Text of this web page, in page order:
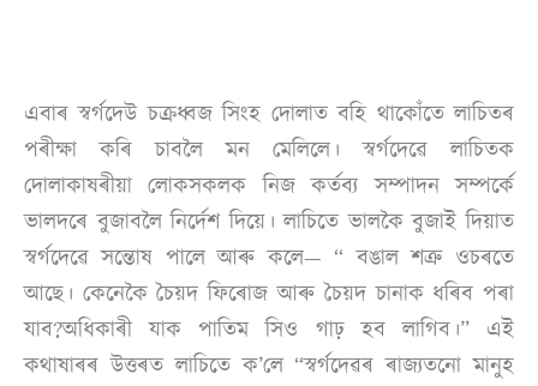
এবাৰ স্বৰ্গদেউ চক্ৰধ্বজ সিংহ দোলাত বহি থাকোঁতে লাচিতৰ
পৰীক্ষা কৰি চাবলৈ মন মেলিলে। স্বৰ্গদেৱে লাচিতক
দোলাকাষৰীয়া লোকসকলক নিজ কৰ্তব্য সম্পাদন সম্পৰ্কে
ভালদৰে বুজাবলৈ নিৰ্দেশ দিয়ে। লাচিতে ভালকৈ বুজাই দিয়াত
স্বৰ্গদেৱে সন্তোষ পালে আৰু কলে— “ বঙাল শত্ৰু ওচৰতে
আছে। কেনেকৈ চৈয়দ ফিৰােজ আৰু চৈয়দ চানাক ধৰিব পৰা
যাব?অধিকাৰী যাক পাতিম সিও গাঢ় হব লাগিব।” এই
কথাষাৰৰ উত্তৰত লাচিতে ক’লে “স্বৰ্গদেৱৰ ৰাজ্যতনাে মানুহ